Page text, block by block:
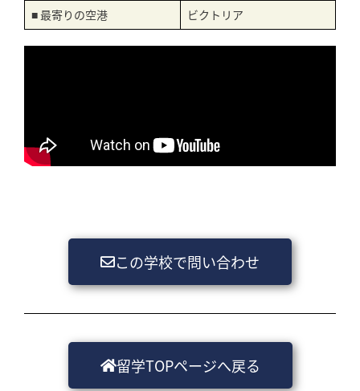
■ 最寄りの空港
ビクトリア
この学校で問い合わせ
留学TOPページへ戻る